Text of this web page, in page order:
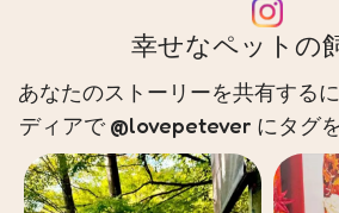
幸せなペットの
あなたのストーリーを共有する
ディアで @lovepetever にタグ